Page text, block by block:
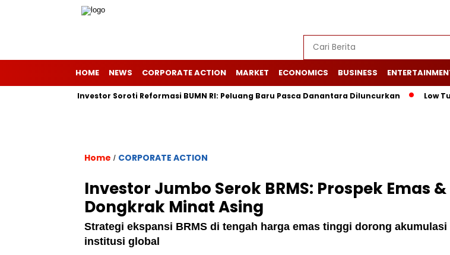
HOME NEWS CORPORATE ACTION MARKET ECONOMICS BUSINESS
Investor Soroti Reformasi BUMN RI: Peluang Baru Pasca Danantara Diluncurkan Low Tuck
Home / CORPORATE ACTION
Investor Jumbo Serok BRMS: Prospek Emas
Dongkrak Minat Asing
Strategi ekspansi BRMS di tengah harga emas tinggi dorong akumulasi
institusi global